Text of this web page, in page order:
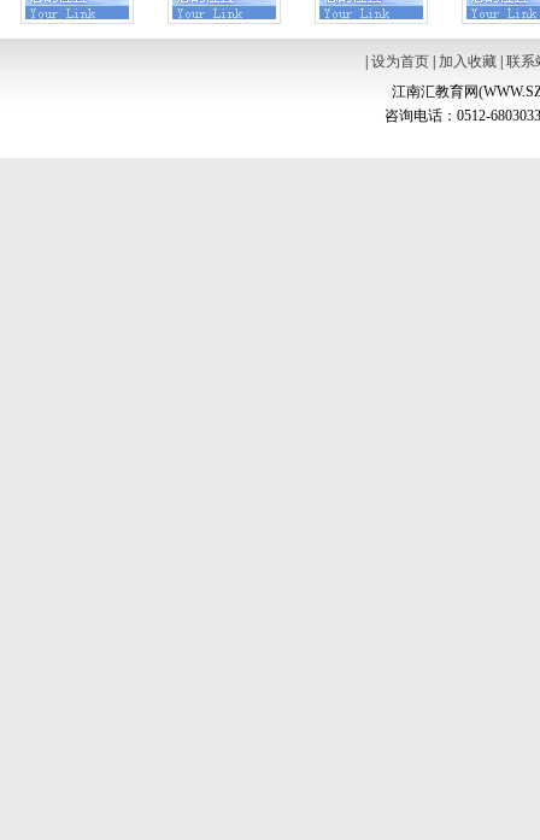
设为首页| 加入收藏| 联系
江南汇教育网
咨询电话：0512-